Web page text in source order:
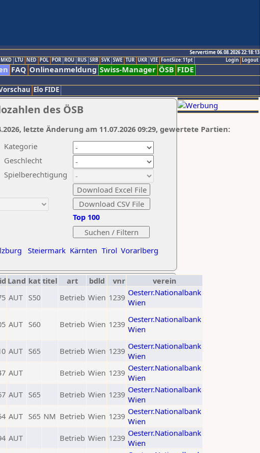
Servertime 06.08.2026 22:18:13
Logout
Login
MKD LTU NED POL POR ROU RUS SRB SVK SWE TUR UKR VIE FontSize:11pt
FAQ Onlineanmeldung Swiss-Manager ÖSB FIDE
Elo FIDE
des ÖSB
Kategorie
Geschlecht
Spielberechtigung
Steiermark Kärnten Tirol Vorarlberg
Top 100
letzte Änderung am 11.07.2026 09:29, gewertete Partien:
Land kat titel art bdld vnr
verein
AUT S50 Betrieb Wien 1239 Oesterr.Nationalbank
Wien
AUT S60 Betrieb Wien 1239 Oesterr.Nationalbank
Wien
AUT S65 Betrieb Wien 1239 Oesterr.Nationalbank
Wien
AUT Betrieb Wien 1239 Oesterr.Nationalbank
Wien
AUT S65 Betrieb Wien 1239 Oesterr.Nationalbank
Wien
AUT S65 NM Betrieb Wien 1239 Oesterr.Nationalbank
Wien
AUT Betrieb Wien 1239 Oesterr.Nationalbank
Wien